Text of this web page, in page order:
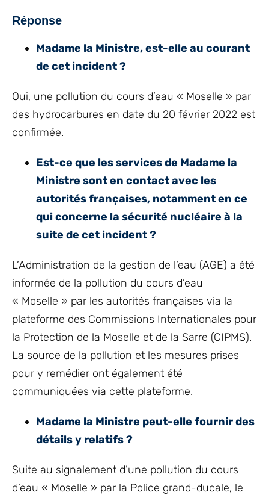
Réponse
Madame la Ministre, est-elle au courant
de cet incident ?
Oui, une pollution du cours d’eau « Moselle » par
des hydrocarbures en date du 20 février 2022 est
confirmée.
Est-ce que les services de Madame la
Ministre sont en contact avec les
autorités françaises, notamment en ce
qui concerne la sécurité nucléaire à la
suite de cet incident ?
L’Administration de la gestion de l’eau (AGE) a été
informée de la pollution du cours d’eau
« Moselle » par les autorités françaises via la
plateforme des Commissions Internationales pour
la Protection de la Moselle et de la Sarre (CIPMS).
La source de la pollution et les mesures prises
pour y remédier ont également été
communiquées via cette plateforme.
Madame la Ministre peut-elle fournir des
détails y relatifs ?
Suite au signalement d’une pollution du cours
d’eau « Moselle » par la Police grand-ducale, le